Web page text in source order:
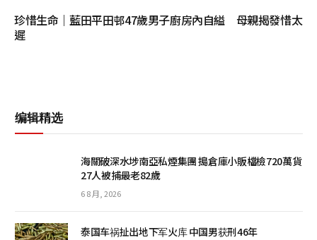
珍惜生命｜藍田平田邨47歲男子廚房內自縊 母親揭發惜太
遲
编辑精选
海關破深水埗南亞私煙集團 搗倉庫小販檔檢720萬貨
27人被捕最老82歲
6 8 月, 2026
泰国车祸扯出地下军火库 中国男获刑46年